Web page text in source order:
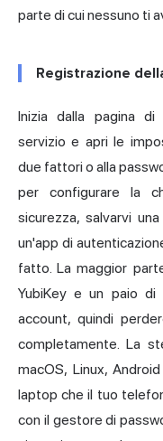
parte di cui nessuno ti
Registrazione
Inizia dalla pagina di
servizio e apri le
due fattori o alla
per configurare la
sicurezza, salvarvi
un'app di
fatto. La maggior
YubiKey e un paio di
account, quindi
completamente. La
macOS, Linux,
laptop che il tuo
con il gestore di